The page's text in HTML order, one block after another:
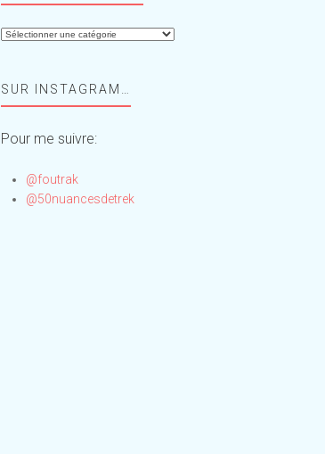
Aide-
!SUR INSTAGRAM…
Pour me suivre:
@foutrak
@50nuancesdetrek